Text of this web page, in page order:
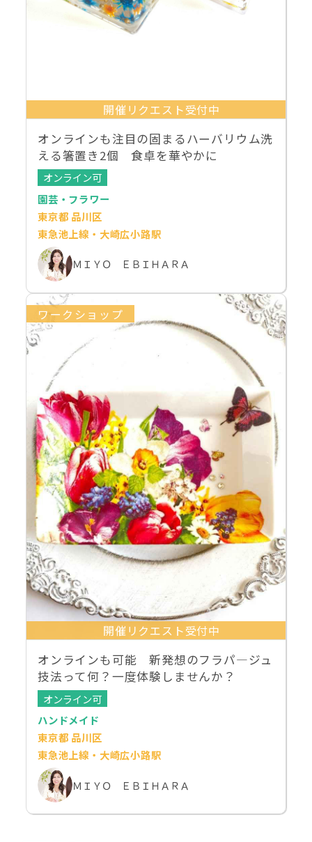
開催リクエスト受付中
オンラインも注目の固まるハーバリウム洗
える箸置き2個 食卓を華やかに
オンライン可
園芸・フラワー
東京都 品川区
東急池上線・大崎広小路駅
ＭＩＹＯ ＥＢＩＨＡＲＡ
ワークショップ
開催リクエスト受付中
オンラインも可能 新発想のフラパ―ジュ
技法って何？一度体験しませんか？
オンライン可
ハンドメイド
東京都 品川区
東急池上線・大崎広小路駅
ＭＩＹＯ ＥＢＩＨＡＲＡ